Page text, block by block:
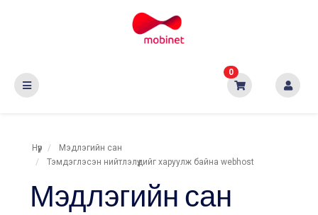
0
Нүүр
Мэдлэгийн сан
Тэмдэглэсэн нийтлэлүүдийг харуулж байна webhost
Мэдлэгийн сан